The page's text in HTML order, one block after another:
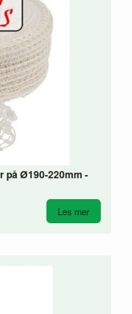
på Ø190-220mm -
Les mer